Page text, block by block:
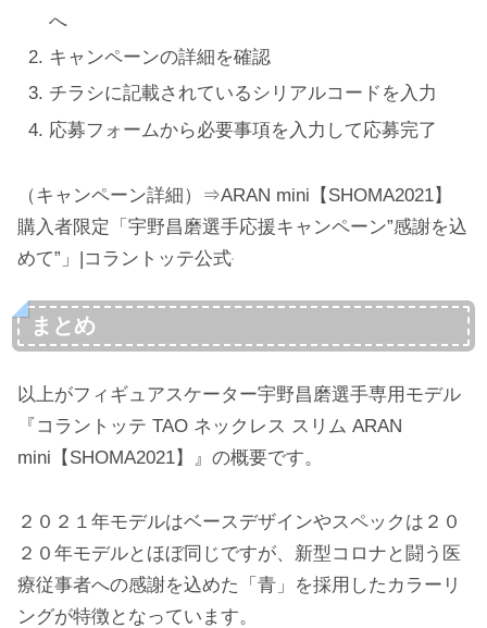
へ
キャンペーンの詳細を確認
チラシに記載されているシリアルコードを入力
応募フォームから必要事項を入力して応募完了
（キャンペーン詳細）⇒ARAN mini【SHOMA2021】
購入者限定「宇野昌磨選手応援キャンペーン”感謝を込
めて”」|コラントッテ公式
まとめ
以上がフィギュアスケーター宇野昌磨選手専用モデル
『コラントッテ TAO ネックレス スリム ARAN
mini【SHOMA2021】』の概要です。
２０２１年モデルはベースデザインやスペックは２０
２０年モデルとほぼ同じですが、新型コロナと闘う医
療従事者への感謝を込めた「青」を採用したカラーリ
ングが特徴となっています。